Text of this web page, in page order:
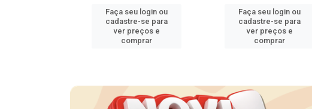
Faça seu login ou
cadastre-se para
ver preços e
comprar
Faça seu login ou
cadastre-se para
ver preços e
comprar